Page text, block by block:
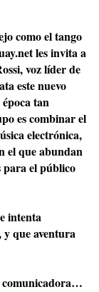
como el tango
les invita a
voz líder de
este nuevo
tan
es combinar el
electrónica,
el que abundan
para el público
intenta
y que aventura
comunicadora…